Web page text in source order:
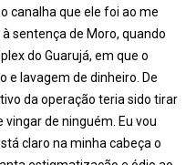
canalha que ele foi ao me
sentença de Moro, quando
do Guarujá, em que o
e lavagem de dinheiro. De
da operação teria sido tirar
vingar de ninguém. Eu vou
claro na minha cabeça o